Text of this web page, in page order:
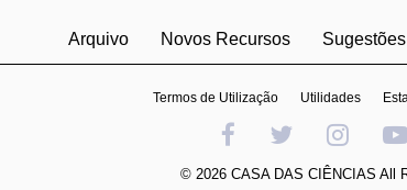
Arquivo Novos Recursos Sugestões
Termos de Utilização Utilidades
© 2026 CASA DAS CIÊNCIAS All